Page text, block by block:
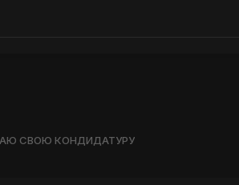
СВОЮ КОНДИДАТУРУ